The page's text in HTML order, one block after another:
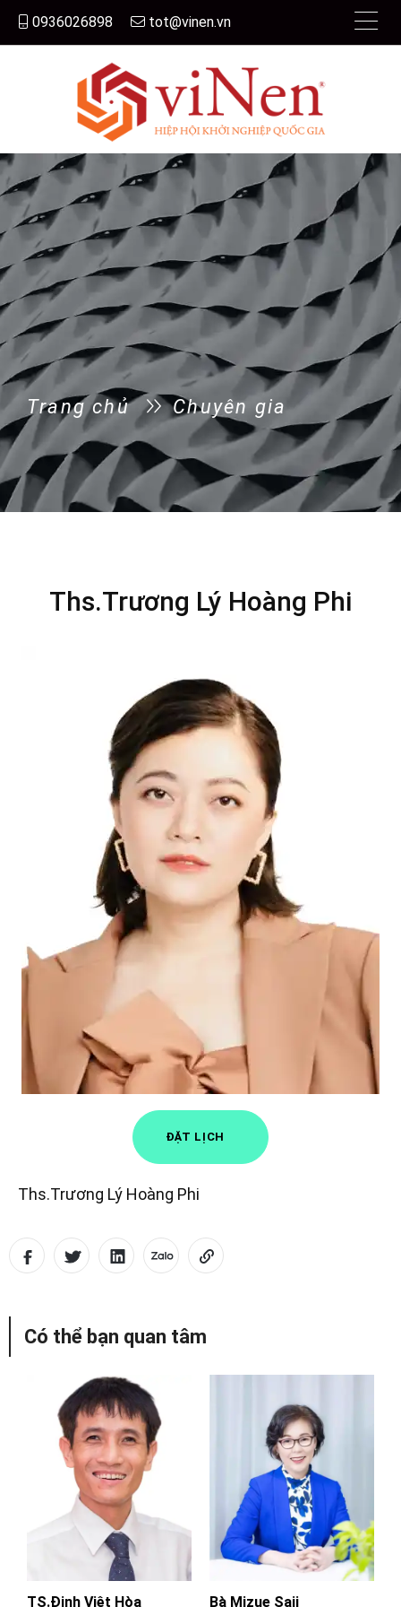
0936026898 tot@vinen.vn
Trang chủ Chuyên gia
Ths.Trương Lý Hoàng Phi
ĐẶT LỊCH
Ths.Trương Lý Hoàng Phi
Có thể bạn quan tâm
TS.Đinh Việt Hòa Bà Mizue Saji